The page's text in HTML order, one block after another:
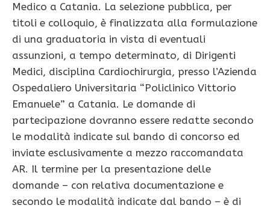
Medico a Catania. La selezione pubblica, per
titoli e colloquio, è finalizzata alla formulazione
di una graduatoria in vista di eventuali
assunzioni, a tempo determinato, di Dirigenti
Medici, disciplina Cardiochirurgia, presso l’Azienda
Ospedaliero Universitaria “Policlinico Vittorio
Emanuele” a Catania. Le domande di
partecipazione dovranno essere redatte secondo
le modalità indicate sul bando di concorso ed
inviate esclusivamente a mezzo raccomandata
AR. Il termine per la presentazione delle
domande – con relativa documentazione e
secondo le modalità indicate dal bando – è di